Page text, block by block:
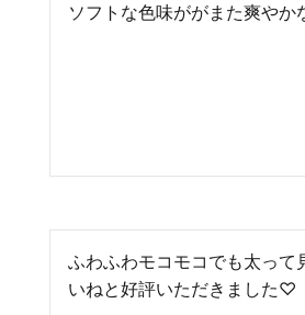
ソフトな色味ががまた爽や
ふわふわモコモコでも太っ
いねと好評いただきました♡